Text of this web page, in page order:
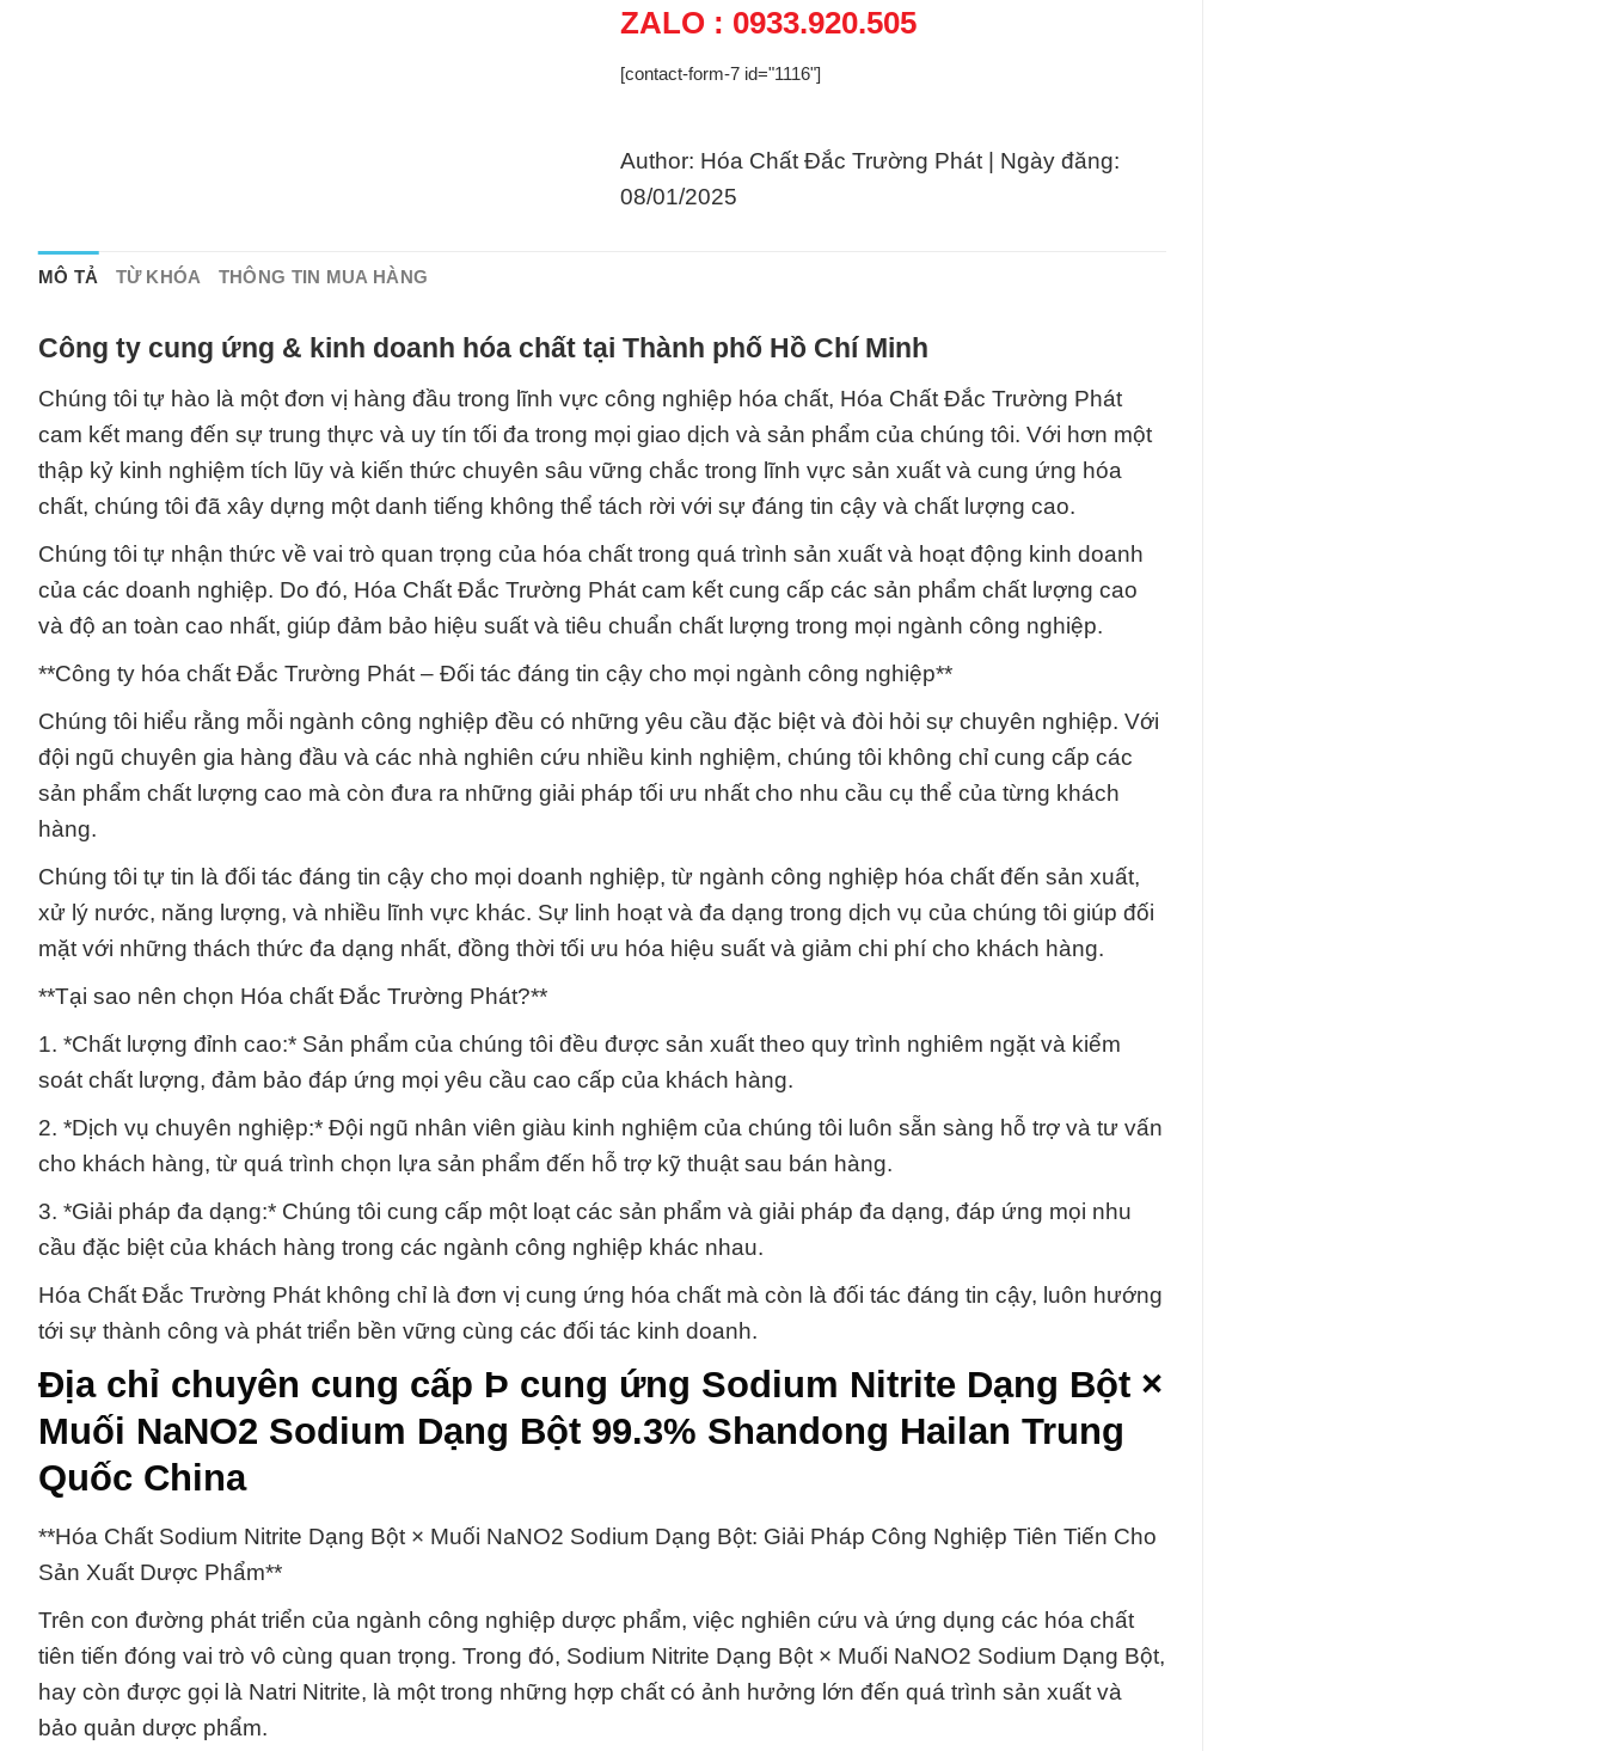
ZALO : 0933.920.505
[contact-form-7 id="1116"]
Author: Hóa Chất Đắc Trường Phát | Ngày đăng:
08/01/2025
MÔ TẢ TỪ KHÓA THÔNG TIN MUA HÀNG
Công ty cung ứng & kinh doanh hóa chất tại Thành phố Hồ Chí Minh
Chúng tôi tự hào là một đơn vị hàng đầu trong lĩnh vực công nghiệp hóa chất, Hóa Chất Đắc Trường Phát
cam kết mang đến sự trung thực và uy tín tối đa trong mọi giao dịch và sản phẩm của chúng tôi. Với hơn một
thập kỷ kinh nghiệm tích lũy và kiến thức chuyên sâu vững chắc trong lĩnh vực sản xuất và cung ứng hóa
chất, chúng tôi đã xây dựng một danh tiếng không thể tách rời với sự đáng tin cậy và chất lượng cao.
Chúng tôi tự nhận thức về vai trò quan trọng của hóa chất trong quá trình sản xuất và hoạt động kinh doanh
của các doanh nghiệp. Do đó, Hóa Chất Đắc Trường Phát cam kết cung cấp các sản phẩm chất lượng cao
và độ an toàn cao nhất, giúp đảm bảo hiệu suất và tiêu chuẩn chất lượng trong mọi ngành công nghiệp.
**Công ty hóa chất Đắc Trường Phát – Đối tác đáng tin cậy cho mọi ngành công nghiệp**
Chúng tôi hiểu rằng mỗi ngành công nghiệp đều có những yêu cầu đặc biệt và đòi hỏi sự chuyên nghiệp. Với
đội ngũ chuyên gia hàng đầu và các nhà nghiên cứu nhiều kinh nghiệm, chúng tôi không chỉ cung cấp các
sản phẩm chất lượng cao mà còn đưa ra những giải pháp tối ưu nhất cho nhu cầu cụ thể của từng khách
hàng.
Chúng tôi tự tin là đối tác đáng tin cậy cho mọi doanh nghiệp, từ ngành công nghiệp hóa chất đến sản xuất,
xử lý nước, năng lượng, và nhiều lĩnh vực khác. Sự linh hoạt và đa dạng trong dịch vụ của chúng tôi giúp đối
mặt với những thách thức đa dạng nhất, đồng thời tối ưu hóa hiệu suất và giảm chi phí cho khách hàng.
**Tại sao nên chọn Hóa chất Đắc Trường Phát?**
1. *Chất lượng đỉnh cao:* Sản phẩm của chúng tôi đều được sản xuất theo quy trình nghiêm ngặt và kiểm
soát chất lượng, đảm bảo đáp ứng mọi yêu cầu cao cấp của khách hàng.
2. *Dịch vụ chuyên nghiệp:* Đội ngũ nhân viên giàu kinh nghiệm của chúng tôi luôn sẵn sàng hỗ trợ và tư vấn
cho khách hàng, từ quá trình chọn lựa sản phẩm đến hỗ trợ kỹ thuật sau bán hàng.
3. *Giải pháp đa dạng:* Chúng tôi cung cấp một loạt các sản phẩm và giải pháp đa dạng, đáp ứng mọi nhu
cầu đặc biệt của khách hàng trong các ngành công nghiệp khác nhau.
Hóa Chất Đắc Trường Phát không chỉ là đơn vị cung ứng hóa chất mà còn là đối tác đáng tin cậy, luôn hướng
tới sự thành công và phát triển bền vững cùng các đối tác kinh doanh.
Địa chỉ chuyên cung cấp Þ cung ứng Sodium Nitrite Dạng Bột ×
Muối NaNO2 Sodium Dạng Bột 99.3% Shandong Hailan Trung
Quốc China
**Hóa Chất Sodium Nitrite Dạng Bột × Muối NaNO2 Sodium Dạng Bột: Giải Pháp Công Nghiệp Tiên Tiến Cho
Sản Xuất Dược Phẩm**
Trên con đường phát triển của ngành công nghiệp dược phẩm, việc nghiên cứu và ứng dụng các hóa chất
tiên tiến đóng vai trò vô cùng quan trọng. Trong đó, Sodium Nitrite Dạng Bột × Muối NaNO2 Sodium Dạng Bột,
hay còn được gọi là Natri Nitrite, là một trong những hợp chất có ảnh hưởng lớn đến quá trình sản xuất và
bảo quản dược phẩm.